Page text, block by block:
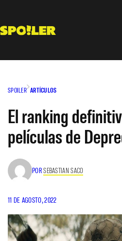
contenido
SPOILER ARTÍCULOS
El ranking
películas de
PORSEBASTIAN SACO
11 DE AGOSTO, 2022